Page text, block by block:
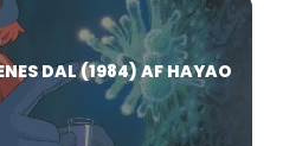
DAL (1984) AF HAYAO